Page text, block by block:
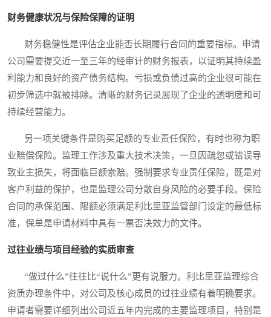
财务健康状况与保险保障的证明
财务稳健性是评估企业能否长期履行合同的重要指标。申请
公司需要提交近一至三年的经审计的财务报表，以证明其持续盈
利能力和良好的资产债务结构。亏损或负债过高的企业很可能在
初步筛选中就被排除。清晰的财务记录展现了企业的透明度和可
持续经营能力。
另一项关键条件是购买足额的专业责任保险，有时也称为职
业赔偿保险。监理工作涉及重大技术决策，一旦因疏忽或错误导
致业主损失，将面临巨额索赔。强制要求专业责任保险，既是对
客户利益的保护，也是监理公司分散自身风险的必要手段。保险
合同的承保范围、限额必须满足利比里亚监管部门设定的最低标
准，保单是申请材料中具有一票否决效力的文件。
过往业绩与项目经验的实质审查
“做过什么”往往比“说什么”更有说服力。利比里亚监理综合
资质办理条件中，对公司及核心成员的过往业绩有着明确要求。
申请者需要详细列出公司近五年内完成的主要监理项目，特别是